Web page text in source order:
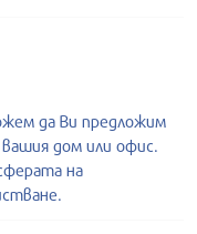
да Ви предложим
дом или офис.
на